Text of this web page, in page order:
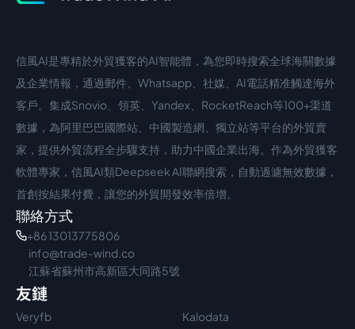
中文入口
信風AI是專精於外貿獲客的AI智能體，為您即時搜索全球海關數據
及企業情報，通過郵件、Whatsapp、社媒、AI電話精准觸達海外
客戶。集成Snovio、領英、Yandex、RocketReach等100+渠道
數據，為阿里巴巴國際站、中國製造網、獨立站等平台的外貿賣
家，提供外貿流程全步驟支持，助力中國企業出海。作為外貿獲客
軟體專家，信風AI類Deepseek AI聯網搜索，自動過濾無效數據，
首創按結果付費，讓您的外貿開發效率倍增。
聯絡方式
+86 13013775806
info@trade-wind.co
江蘇省蘇州市高新區大同路5號
友鏈
Veryfb
Kalodata